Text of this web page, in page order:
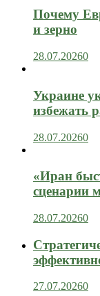
Почему
и зерно
28.07.20260
Украине
избежать
28.07.20260
«Иран
сценарии
28.07.20260
27.07.20260